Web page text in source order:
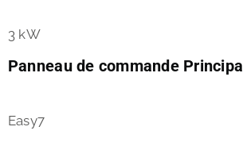
3 kW
Panneau de commande Principal
Easy7